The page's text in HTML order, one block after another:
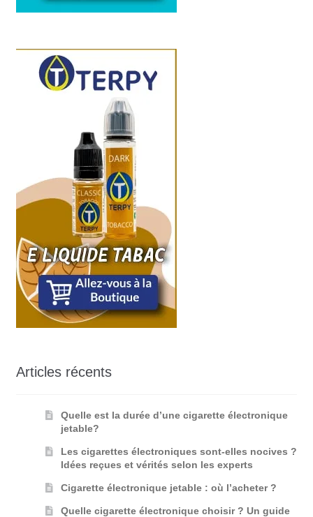
Articles récents
Quelle est la durée d’une cigarette électronique
jetable?
Les cigarettes électroniques sont-elles nocives ?
Idées reçues et vérités selon les experts
Cigarette électronique jetable : où l’acheter ?
Quelle cigarette électronique choisir ? Un guide